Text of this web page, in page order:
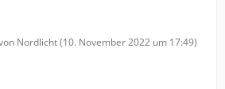
Nordlicht (10. November 2022 um 17:49)